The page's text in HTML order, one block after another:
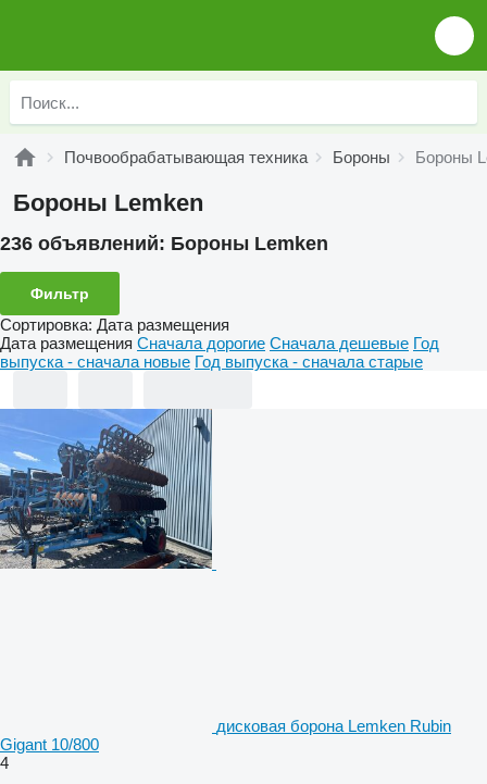
Почвообрабатывающая техника Бороны Бороны
Бороны Lemken
236 объявлений: Бороны Lemken
Фильтр
Сортировка: Дата размещения
Дата размещения Сначала дорогие Сначала дешевые Год
выпуска - сначала новые Год выпуска - сначала старые
дисковая борона Lemken Rubin
Gigant 10/800
4